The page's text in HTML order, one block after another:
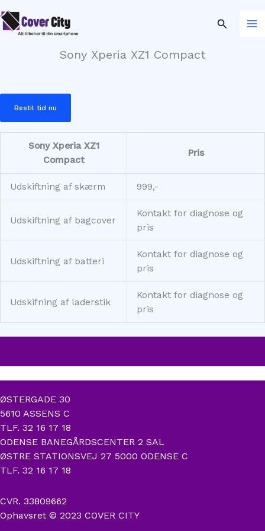
til
indholdet
Søg
Sony Xperia XZ1 Compact
Bestil tid nu
Sony Xperia XZ1
Compact
Pris
Udskiftning af skærm 999,-
Udskiftning af bagcover
Kontakt for diagnose og
pris
Udskiftning af batteri
Kontakt for diagnose og
pris
Udskifning af laderstik
Kontakt for diagnose og
pris
ØSTERGADE 30
5610 ASSENS C
TLF. 32 16 17 18
ODENSE BANEGÅRDSCENTER 2 SAL
ØSTRE STATIONSVEJ 27 5000 ODENSE C
TLF. 32 16 17 18
CVR. 33809662
Ophavsret © 2023 COVER CITY